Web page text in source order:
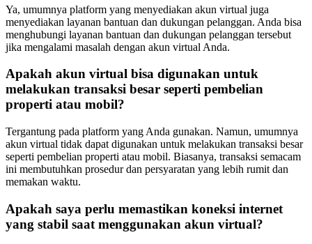
Ya, umumnya platform yang menyediakan akun virtual juga
menyediakan layanan bantuan dan dukungan pelanggan. Anda bisa
menghubungi layanan bantuan dan dukungan pelanggan tersebut
jika mengalami masalah dengan akun virtual Anda.
Apakah akun virtual bisa digunakan untuk
melakukan transaksi besar seperti pembelian
properti atau mobil?
Tergantung pada platform yang Anda gunakan. Namun, umumnya
akun virtual tidak dapat digunakan untuk melakukan transaksi besar
seperti pembelian properti atau mobil. Biasanya, transaksi semacam
ini membutuhkan prosedur dan persyaratan yang lebih rumit dan
memakan waktu.
Apakah saya perlu memastikan koneksi internet
yang stabil saat menggunakan akun virtual?